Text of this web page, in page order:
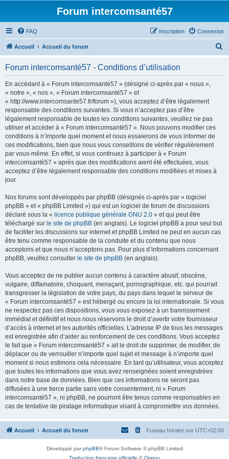
Forum intercomsanté57
FAQ Connexion
Inscription
Accueil Accueil du forum
Forum intercomsanté57 - Conditions d’utilisation
En accédant à « Forum intercomsanté57 » (désigné ci-après par « nous »,
« notre », « nos », « Forum intercomsanté57 » et
« http://www.intercomsante57.fr/forum »), vous acceptez d’être légalement
responsable des conditions suivantes. Si vous n’acceptez pas d’être
légalement responsable de toutes les conditions suivantes, veuillez ne pas
utiliser et accéder à « Forum intercomsanté57 ». Nous pouvons modifier ces
conditions à n’importe quel moment et nous essaierons de vous informer de
ces modifications, bien que nous vous conseillons de vérifier régulièrement
par vous-même. En effet, si vous continuez à participer à « Forum
intercomsanté57 » après que des modifications aient été effectuées, vous
acceptez d’être légalement responsable des conditions modifiées et mises à
jour.
Nos forums sont développés par phpBB (désignés ci-après par « logiciel
phpBB » et « phpBB Limited ») qui est un logiciel de forum de discussions
déclaré sous la « licence publique générale GNU 2.0 » et qui peut être
téléchargé sur le site de phpBB (en anglais). Le logiciel phpBB a pour seul but
de faciliter les discussions sur internet et phpBB Limited ne peut en aucun cas
être tenu comme responsable de la conduite et du contenu que nous
acceptons et que nous n’acceptons pas. Pour plus d’informations concernant
phpBB, veuillez consulter le site de phpBB (en anglais).
Vous acceptez de ne publier aucun contenu à caractère abusif, obscène,
vulgaire, diffamatoire, choquant, menaçant, pornographique, etc. qui pourrait
transgresser la législation de votre pays, du pays dans lequel le serveur de
« Forum intercomsanté57 » est hébergé ou encore la loi internationale. Si vous
ne respectez pas ces dispositions, vous vous exposez à un bannissement
immédiat et définitif et nous nous réservons le droit d’avertir votre fournisseur
d’accès à internet et les autorités officielles. L’adresse IP de tous les messages
est enregistrée afin d’aider au renforcement de ces conditions. Vous acceptez
le fait que « Forum intercomsanté57 » ait le droit de supprimer, de modifier, de
déplacer ou de verrouiller n’importe quel sujet et message à n’importe quel
moment si nous estimons cela nécessaire. En tant qu’utilisateur, vous acceptez
que toutes les informations que vous avez renseignées soient enregistrées
dans notre base de données. Bien que ces informations ne seront pas
diffusées à une tierce partie sans votre consentement, ni « Forum
intercomsanté57 », ni phpBB, ne pourront être tenus comme responsables en
cas de tentative de piratage informatique visant à compromettre vos données.
Accueil Accueil du forum Fuseau horaire sur UTC+02:00
Développé parphpBB® Forum Software © phpBB Limited
Traduction française officielle ©Qiaeru